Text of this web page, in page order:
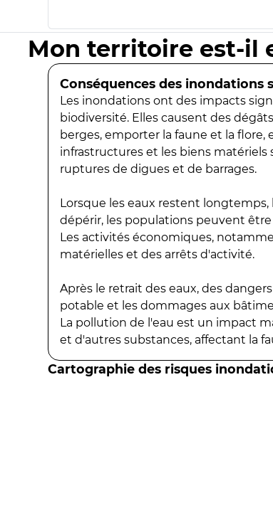
Mon territoire est-il
Conséquences des inondations
Les inondations ont des impacts
biodiversité. Elles causent des
berges, emporter la faune et la
infrastructures et les biens matériels
ruptures de digues et de barrages.
Lorsque les eaux restent
dépérir, les populations peuvent
Les activités économiques,
matérielles et des arrêts d'activité.
Après le retrait des eaux, des
potable et les dommages aux
La pollution de l'eau est un impact
et d'autres substances, affectant la
Cartographie des risques